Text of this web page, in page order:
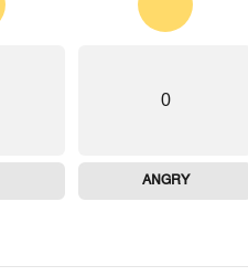
0
ANGRY